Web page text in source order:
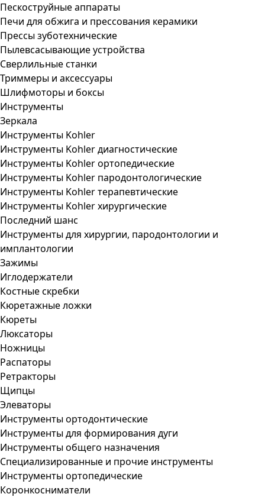
Пескоструйные аппараты
Печи для обжига и прессования керамики
Прессы зуботехнические
Пылевсасывающие устройства
Сверлильные станки
Триммеры и аксессуары
Шлифмоторы и боксы
Инструменты
Зеркала
Инструменты Kohler
Инструменты Kohler диагностические
Инструменты Kohler ортопедические
Инструменты Kohler пародонтологические
Инструменты Kohler терапевтические
Инструменты Kohler хирургические
Последний шанс
Инструменты для хирургии, пародонтологии и
имплантологии
Зажимы
Иглодержатели
Костные скребки
Кюретажные ложки
Кюреты
Люксаторы
Ножницы
Распаторы
Ретракторы
Щипцы
Элеваторы
Инструменты ортодонтические
Инструменты для формирования дуги
Инструменты общего назначения
Специализированные и прочие инструменты
Инструменты ортопедические
Коронкосниматели